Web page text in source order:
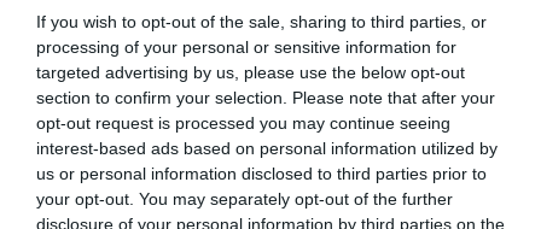
If you wish to opt-out of the sale, sharing to third parties, or
processing of your personal or sensitive information for
targeted advertising by us, please use the below opt-out
section to confirm your selection. Please note that after your
opt-out request is processed you may continue seeing
interest-based ads based on personal information utilized by
us or personal information disclosed to third parties prior to
your opt-out. You may separately opt-out of the further
disclosure of your personal information by third parties on the
Al verse sorprendido, el ladrón emprendió la huida a